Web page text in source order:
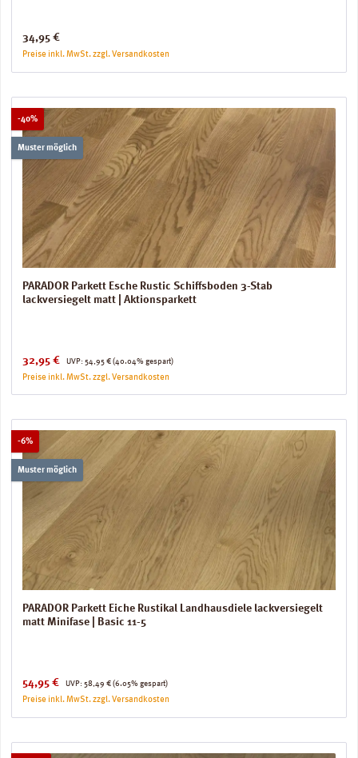
Regulärer Preis:
34,95 €
Preise inkl. MwSt. zzgl. Versandkosten
-40%Rabatt
Muster möglich
PARADOR Parkett Esche Rustic Schiffsboden 3-Stab
lackversiegelt matt | Aktionsparkett
Verkaufspreis:
32,95 € UVP:
Regulärer Preis:
54,95 € (40.04% gespart)
Preise inkl. MwSt. zzgl. Versandkosten
-6%Rabatt
Muster möglich
PARADOR Parkett Eiche Rustikal Landhausdiele lackversiegelt
matt Minifase | Basic 11-5
Verkaufspreis:
54,95 € UVP:
Regulärer Preis:
58,49 € (6.05% gespart)
Preise inkl. MwSt. zzgl. Versandkosten